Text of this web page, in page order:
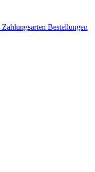
Zahlungsarten Bestellungen